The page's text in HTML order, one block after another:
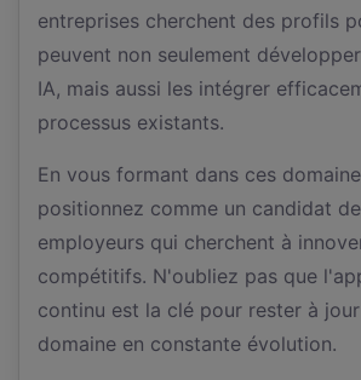
entreprises cherchent des profils
peuvent non seulement
IA, mais aussi les intégrer
processus existants.
En vous formant dans ces
positionnez comme un candidat
employeurs qui cherchent à
compétitifs. N'oubliez pas que
continu est la clé pour rester à
domaine en constante évolution.